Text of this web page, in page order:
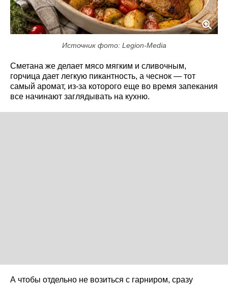
Источник фото: Legion-Media
Сметана же делает мясо мягким и сливочным,
горчица дает легкую пикантность, а чеснок — тот
самый аромат, из-за которого еще во время запекания
все начинают заглядывать на кухню.
А чтобы отдельно не возиться с гарниром, сразу